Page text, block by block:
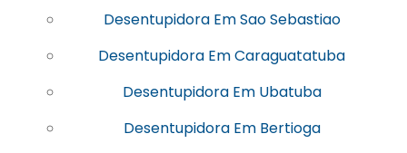
Desentupidora Em Sao Sebastiao
Desentupidora Em Caraguatatuba
Desentupidora Em Ubatuba
Desentupidora Em Bertioga